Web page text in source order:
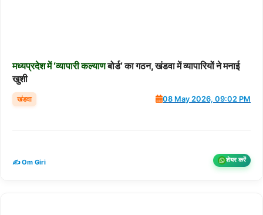
मध्यप्रदेशमें ‘व्यापारीकल्याणबोर्ड’ का गठन, खंडवा में व्यापारियों ने मनाई
खुशी
खंडवा 08 May 2026, 09:02 PM
✍️ Om Giri शेयर करें